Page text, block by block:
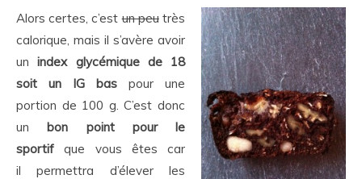
Alors certes, c’estun peutrès
calorique, mais il s’avère avoir
unindex glycémique de 18
soit un IG bas pour une
portion de 100 g. C’est donc
unbon point
pour le
sportif que vous êtes car
il permettra d’élever les